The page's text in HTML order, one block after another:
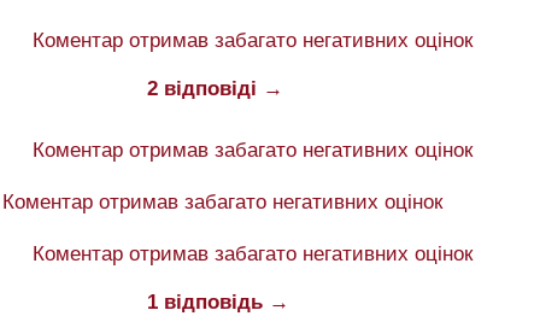
Коментар отримав забагато негативних оцінок
2 відповіді →
Коментар отримав забагато негативних оцінок
Коментар отримав забагато негативних оцінок
Коментар отримав забагато негативних оцінок
1 відповідь →